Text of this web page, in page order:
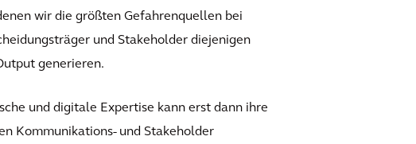
wir die größten Gefahrenquellen bei
und Stakeholder diejenigen
generieren.
und digitale Expertise kann erst dann ihre
Kommunikations- und Stakeholder